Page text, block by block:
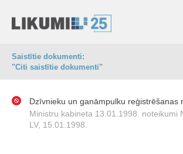
Saistītie dokumenti:
"Citi saistītie dokumenti"
Dzīvnieku un ganāmpulku reģistrēšanas
Ministru kabineta 13.01.1998. noteikumi
LV, 15.01.1998.